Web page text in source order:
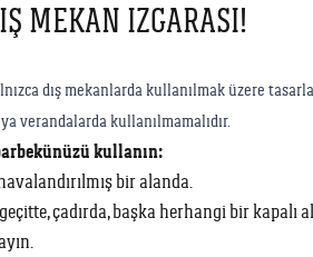
MEKAN IZGARASI!
dış mekanlarda kullanılmak üzere
verandalarda kullanılmamalıdır.
kullanın:
bir alanda.
çadırda, başka herhangi bir kapalı